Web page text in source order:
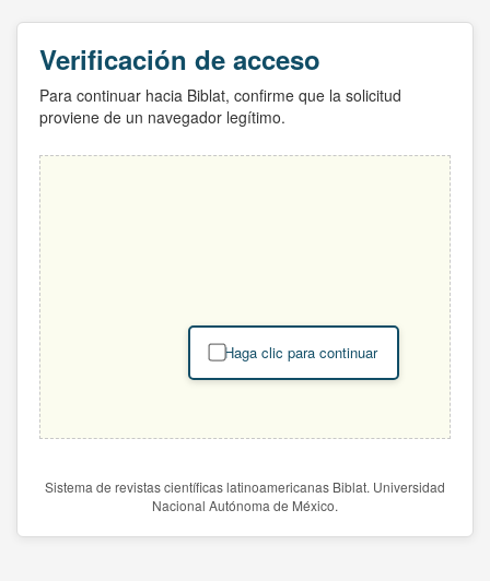
Verificación de acceso
Para continuar hacia Biblat, confirme que la solicitud
proviene de un navegador legítimo.
Haga clic para continuar
Sistema de revistas científicas latinoamericanas Biblat. Universidad
Nacional Autónoma de México.